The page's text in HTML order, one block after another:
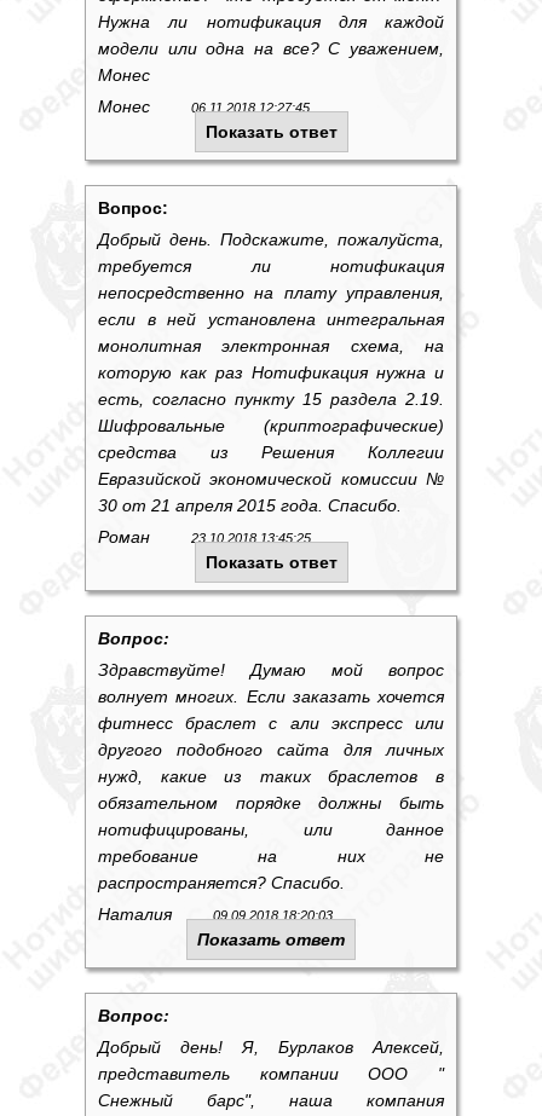
Нужна ли нотификация для каждой
модели или одна на все? С уважением,
Монес
Монес
06.11.2018 12:27:45
Показать ответ
Вопрос:
Добрый день. Подскажите, пожалуйста,
требуется ли нотификация
непосредственно на плату управления,
если в ней установлена интегральная
монолитная электронная схема, на
которую как раз Нотификация нужна и
есть, согласно пункту 15 раздела 2.19.
Шифровальные (криптографические)
средства из Решения Коллегии
Евразийской экономической комиссии №
30 от 21 апреля 2015 года. Спасибо.
Роман
23.10.2018 13:45:25
Показать ответ
Вопрос:
Здравствуйте! Думаю мой вопрос
волнует многих. Если заказать хочется
фитнесс браслет с али экспресс или
другого подобного сайта для личных
нужд, какие из таких браслетов в
обязательном порядке должны быть
нотифицированы, или данное
требование на них не
распространяется? Спасибо.
Наталия
09.09.2018 18:20:03
Показать ответ
Вопрос:
Добрый день! Я, Бурлаков Алексей,
представитель компании ООО "
Снежный барс", наша компания